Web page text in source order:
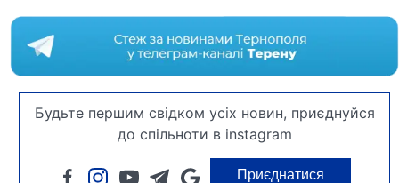
Будьте першим свідком усіх новин, приєднуйся
до спільноти в instagram
Приєднатися